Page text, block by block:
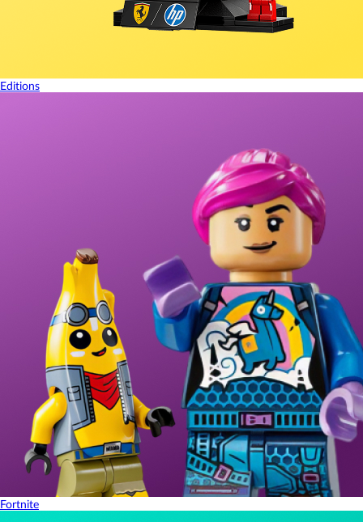
Editions
Fortnite